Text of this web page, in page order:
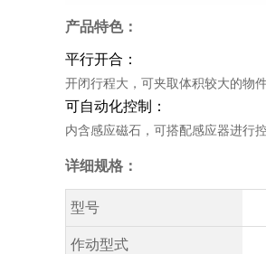
产品特色：
平行开合：
开闭行程大，可夹取体积较大的物件
可自动化控制：
内含感应磁石，可搭配感应器进行控
详细规格：
型号
作动型式